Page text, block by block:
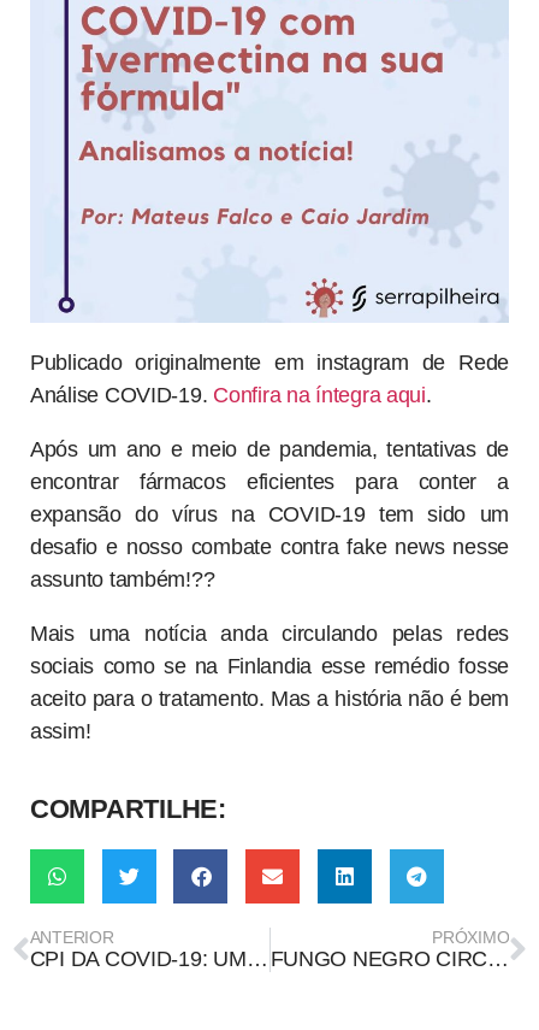
Publicado originalmente em instagram de Rede
Análise COVID-19. Confira na íntegra aqui.
Após um ano e meio de pandemia, tentativas de
encontrar fármacos eficientes para conter a
expansão do vírus na COVID-19 tem sido um
desafio e nosso combate contra fake news nesse
assunto também!??
Mais uma notícia anda circulando pelas redes
sociais como se na Finlandia esse remédio fosse
aceito para o tratamento. Mas a história não é bem
assim!
COMPARTILHE:
ANTERIOR
CPI DA COVID-19: UM REGISTRO PARA A HISTÓRIA
PRÓXIMO
FUNGO NEGRO CIRCULA NO BRASIL, MAS NÃO É AMEAÇA COMO NA ÍNDIA